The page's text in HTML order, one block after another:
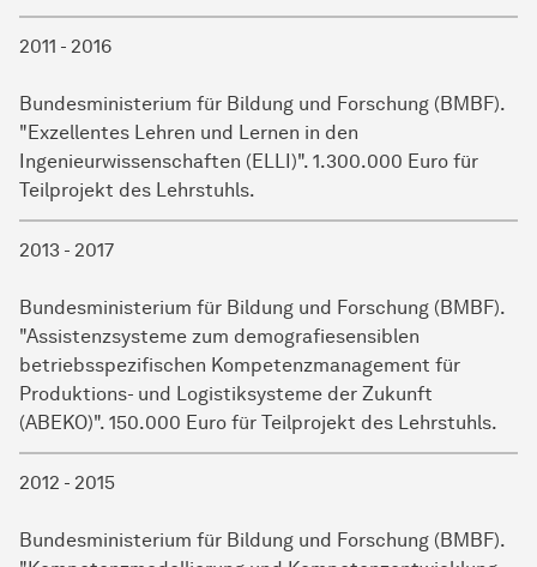
2011 - 2016
Bundesministerium für Bildung und Forschung (BMBF).
"Exzellentes Lehren und Lernen in den
Ingenieurwissenschaften (ELLI)". 1.300.000 Euro für
Teilprojekt des Lehrstuhls.
2013 - 2017
Bundesministerium für Bildung und Forschung (BMBF).
"Assistenzsysteme zum demografiesensiblen
betriebsspezifischen Kompetenzmanagement für
Produktions- und Logistiksysteme der Zukunft
(ABEKO)". 150.000 Euro für Teilprojekt des Lehrstuhls.
2012 - 2015
Bundesministerium für Bildung und Forschung (BMBF).